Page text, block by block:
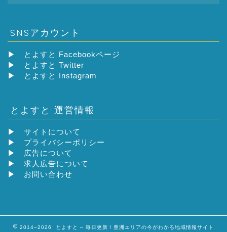
SNSアカウント
▶
とよすと Facebookページ
▶
とよすと Twitter
▶
とよすと Instagram
とよすと 運営情報
▶ サイトについて
▶ プライバシーポリシー
▶ 広告について
▶ 求人広告について
▶ お問い合わせ
2014–2026 とよすと – 毎日更新！豊洲エリアの今がわかる地域情報サイト